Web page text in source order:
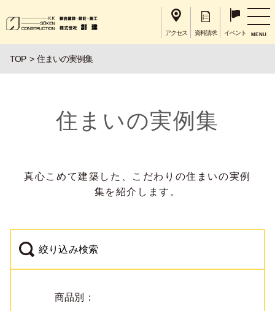
アクセス 資料請求 イベント MENU
TOP 住まいの実例集
住まいの実例集
真心こめて建築した、こだわりの住まいの実例
集を紹介します。
絞り込み検索
商品別：